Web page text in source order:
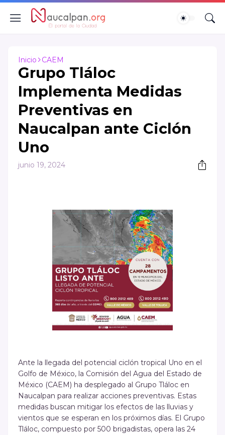
Inicio CAEM
Grupo Tláloc
Implementa Medidas
Preventivas en
Naucalpan ante Ciclón
Uno
junio 19, 2024
Ante la llegada del potencial ciclón tropical Uno en el
Golfo de México, la Comisión del Agua del Estado de
México (CAEM) ha desplegado al Grupo Tláloc en
Naucalpan para realizar acciones preventivas. Estas
medidas buscan mitigar los efectos de las lluvias y
vientos que se esperan en los próximos días. El Grupo
Tláloc, compuesto por 500 brigadistas, opera las 24